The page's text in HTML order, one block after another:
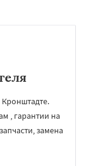
, гарантии на
замена